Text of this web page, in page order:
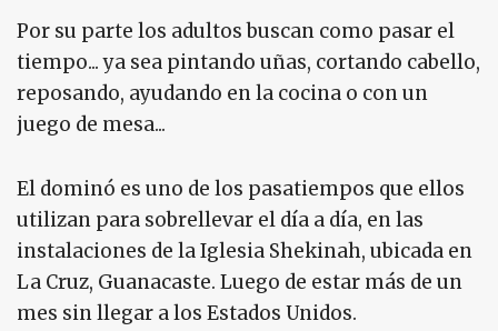
Por su parte los adultos buscan como pasar el
tiempo... ya sea pintando uñas, cortando cabello,
reposando, ayudando en la cocina o con un
juego de mesa...
El dominó es uno de los pasatiempos que ellos
utilizan para sobrellevar el día a día, en las
instalaciones de la Iglesia Shekinah, ubicada en
La Cruz, Guanacaste. Luego de estar más de un
mes sin llegar a los Estados Unidos.